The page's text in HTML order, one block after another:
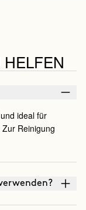
ideal für
Reinigung